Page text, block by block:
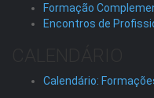
Formação
Encontros de
Calendário: